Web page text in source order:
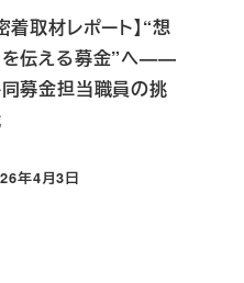
着取材レポート】“想
伝える募金”へ——
募金担当職員の挑
日
年4月3日